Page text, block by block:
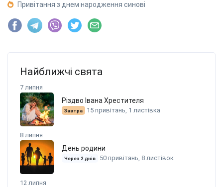
Привітання з днем народження синові
Найближчі свята
7 липня
Різдво Івана Хрестителя
Завтра 15 привітань, 1 листівка
8 липня
День родини
Через 2 днів 50 привітань, 8 листівок
12 липня